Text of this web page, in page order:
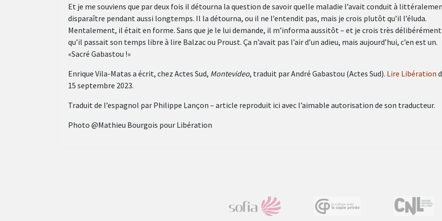
Et je me souviens que par deux fois il détourna la question de savoir quelle maladie l’avait conduit à
disparaître pendant aussi longtemps. Il la détourna, ou il ne l’entendit pas, mais je crois plutôt qu’il l’éluda.
Mentalement, il était en forme. Sans que je le lui demande, il m’informa aussitôt – et je crois très délibérément
qu’il passait son temps libre à lire Balzac ou Proust. Ça n’avait pas l’air d’un adieu, mais aujourd’hui, c’en est un.
«Sacré Gabastou !»
Enrique Vila-Matas a écrit, chez Actes Sud, Montevideo, traduit par André Gabastou (Actes Sud). Lire Libération
15 septembre 2023.
Traduit de l’espagnol par Philippe Lançon – article reproduit ici avec l’aimable autorisation de son traducteur.
Photo @Mathieu Bourgois pour Libération